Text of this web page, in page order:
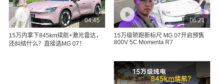
04:45
15万内拿下845km续航+激光雷达，
还纠结什么？直接选MG 07！
06:21
15万级轿跑新标尺 MG 07开启预售
800V 5C Momenta R7